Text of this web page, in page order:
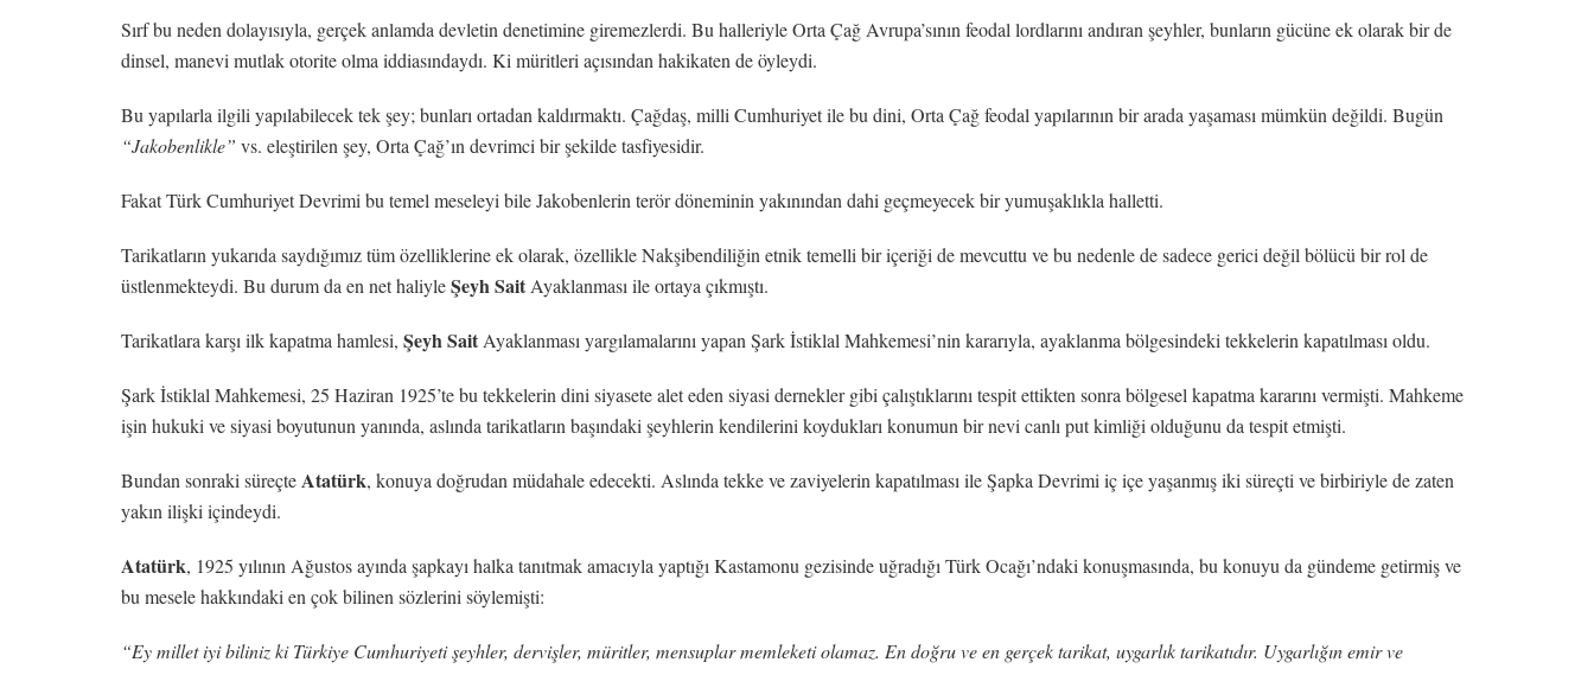
Sırf bu neden dolayısıyla, gerçek anlamda devletin denetimine giremezlerdi. Bu halleriyle Orta Çağ Avrupa’sının feodal lordlarını andıran şeyhler, bunların gücüne ek olarak bir de
dinsel, manevi mutlak otorite olma iddiasındaydı. Ki müritleri açısından hakikaten de öyleydi.
Bu yapılarla ilgili yapılabilecek tek şey; bunları ortadan kaldırmaktı. Çağdaş, milli Cumhuriyet ile bu dini, Orta Çağ feodal yapılarının bir arada yaşaması mümkün değildi. Bugün
“Jakobenlikle” vs. eleştirilen şey, Orta Çağ’ın devrimci bir şekilde tasfiyesidir.
Fakat Türk Cumhuriyet Devrimi bu temel meseleyi bile Jakobenlerin terör döneminin yakınından dahi geçmeyecek bir yumuşaklıkla halletti.
Tarikatların yukarıda saydığımız tüm özelliklerine ek olarak, özellikle Nakşibendiliğin etnik temelli bir içeriği de mevcuttu ve bu nedenle de sadece gerici değil bölücü bir rol de
üstlenmekteydi. Bu durum da en net haliyleŞeyh Sait Ayaklanması ile ortaya çıkmıştı.
Tarikatlara karşı ilk kapatma hamlesi, Şeyh Sait Ayaklanması yargılamalarını yapan Şark İstiklal Mahkemesi’nin kararıyla, ayaklanma bölgesindeki tekkelerin kapatılması oldu.
Şark İstiklal Mahkemesi, 25 Haziran 1925’te bu tekkelerin dini siyasete alet eden siyasi dernekler gibi çalıştıklarını tespit ettikten sonra bölgesel kapatma kararını vermişti. Mahkeme
işin hukuki ve siyasi boyutunun yanında, aslında tarikatların başındaki şeyhlerin kendilerini koydukları konumun bir nevi canlı put kimliği olduğunu da tespit etmişti.
Bundan sonraki süreçteAtatürk, konuya doğrudan müdahale edecekti. Aslında tekke ve zaviyelerin kapatılması ile Şapka Devrimi iç içe yaşanmış iki süreçti ve birbiriyle de zaten
yakın ilişki içindeydi.
Atatürk, 1925 yılının Ağustos ayında şapkayı halka tanıtmak amacıyla yaptığı Kastamonu gezisinde uğradığı Türk Ocağı’ndaki konuşmasında, bu konuyu da gündeme getirmiş ve
bu mesele hakkındaki en çok bilinen sözlerini söylemişti:
“Ey millet iyi biliniz ki Türkiye Cumhuriyeti şeyhler, dervişler, müritler, mensuplar memleketi olamaz. En doğru ve en gerçek tarikat, uygarlık tarikatıdır. Uygarlığın emir ve